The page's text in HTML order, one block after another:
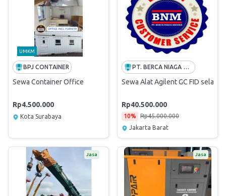
UMKM
BPJ CONTAINER
Sewa Container Office
Rp4.500.000
Kota Surabaya
PT. BERCA NIAGA MEDIKA
Sewa Alat Agilent GC FID selama
Rp40.500.000
10%
Rp45.000.000
Jakarta Barat
Jasa Jasa